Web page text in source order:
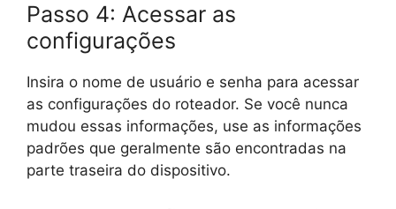
Passo 4: Acessar as
configurações
Insira o nome de usuário e senha para acessar
as configurações do roteador. Se você nunca
mudou essas informações, use as informações
padrões que geralmente são encontradas na
parte traseira do dispositivo.